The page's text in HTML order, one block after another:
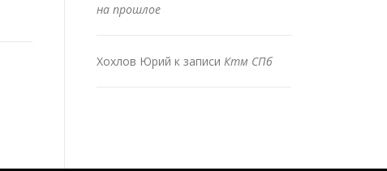
на прошлое
Хохлов Юрий к записи Ктм СПб